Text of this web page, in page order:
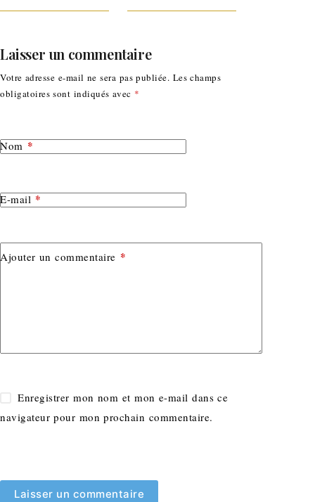
Laisser un commentaire
Votre adresse e-mail ne sera pas publiée. Les champs
obligatoires sont indiqués avec *
Nom *
E-mail *
Ajouter un commentaire *
Enregistrer mon nom et mon e-mail dans ce
navigateur pour mon prochain commentaire.
Laisser un commentaire